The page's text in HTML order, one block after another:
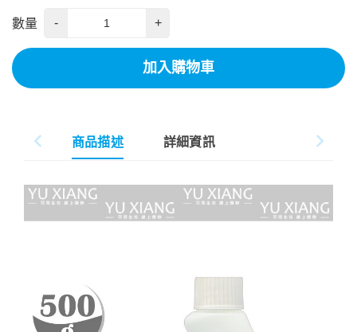
數量 - +
加入購物車
商品描述 詳細資訊